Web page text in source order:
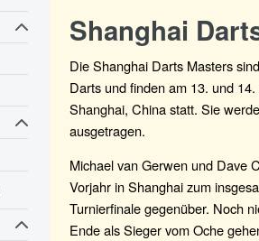
Shanghai
Die Shanghai Darts Masters
Darts und finden am 13. und
Shanghai, China statt. Sie
ausgetragen.
Michael van Gerwen und Dave
Vorjahr in Shanghai zum
Turnierfinale gegenüber. Noch
Ende als Sieger vom Oche